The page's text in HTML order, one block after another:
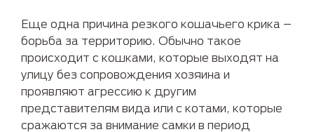
Еще одна причина резкого кошачьего крика –
борьба за территорию. Обычно такое
происходит с кошками, которые выходят на
улицу без сопровождения хозяина и
проявляют агрессию к другим
представителям вида или с котами, которые
сражаются за внимание самки в период